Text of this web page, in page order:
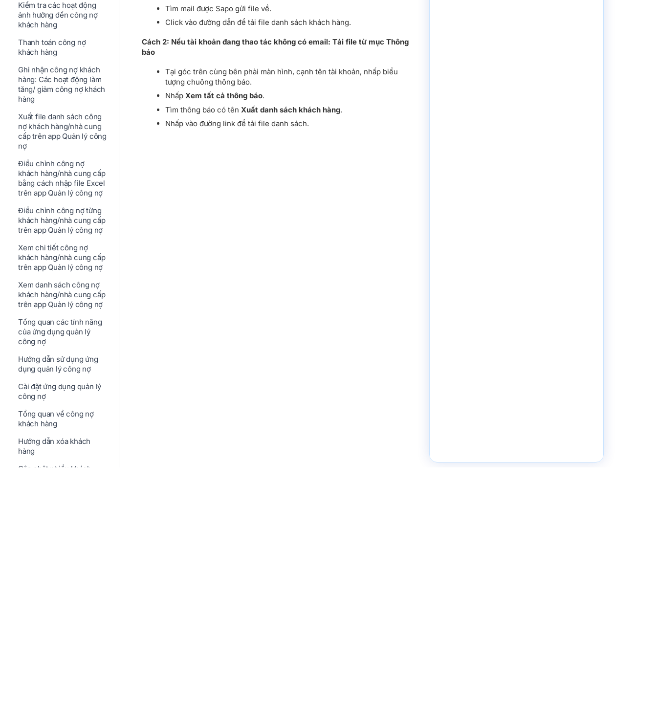
Kiểm tra các hoạt động
ảnh hưởng đến công nợ
khách hàng
Thanh toán công nợ
khách hàng
Ghi nhận công nợ khách
hàng: Các hoạt động làm
tăng/ giảm công nợ khách
hàng
Xuất file danh sách công
nợ khách hàng/nhà cung
cấp trên app Quản lý công
nợ
Điều chỉnh công nợ
khách hàng/nhà cung cấp
bằng cách nhập file Excel
trên app Quản lý công nợ
Điều chỉnh công nợ từng
khách hàng/nhà cung cấp
trên app Quản lý công nợ
Xem chi tiết công nợ
khách hàng/nhà cung cấp
trên app Quản lý công nợ
Xem danh sách công nợ
khách hàng/nhà cung cấp
trên app Quản lý công nợ
Tổng quan các tính năng
của ứng dụng quản lý
công nợ
Hướng dẫn sử dụng ứng
dụng quản lý công nợ
Cài đặt ứng dụng quản lý
công nợ
Tổng quan về công nợ
khách hàng
Hướng dẫn xóa khách
hàng
Cập nhật nhiều khách
Tìm mail được Sapo gửi file về.
Click vào đường dẫn để tải file danh sách khách hàng.
Cách 2: Nếu tài khoản đang thao tác không có email: Tải file từ mục Thông
báo
Tại góc trên cùng bên phải màn hình, cạnh tên tài khoản, nhấp biểu
tượng chuông thông báo.
Nhấp Xem tất cả thông báo.
Tìm thông báo có tên Xuất danh sách khách hàng.
Nhấp vào đường link để tải file danh sách.